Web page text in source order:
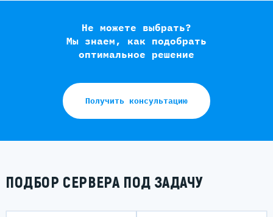
Не можете выбрать?
Мы знаем, как подобрать
оптимальное решение
Получить консультацию
ПОДБОР СЕРВЕРА ПОД ЗАДАЧУ